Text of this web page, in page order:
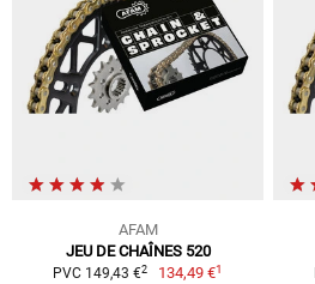
AFAM
JEU DE CHAÎNES 520
PVC 149,43 €2 134,49 €1